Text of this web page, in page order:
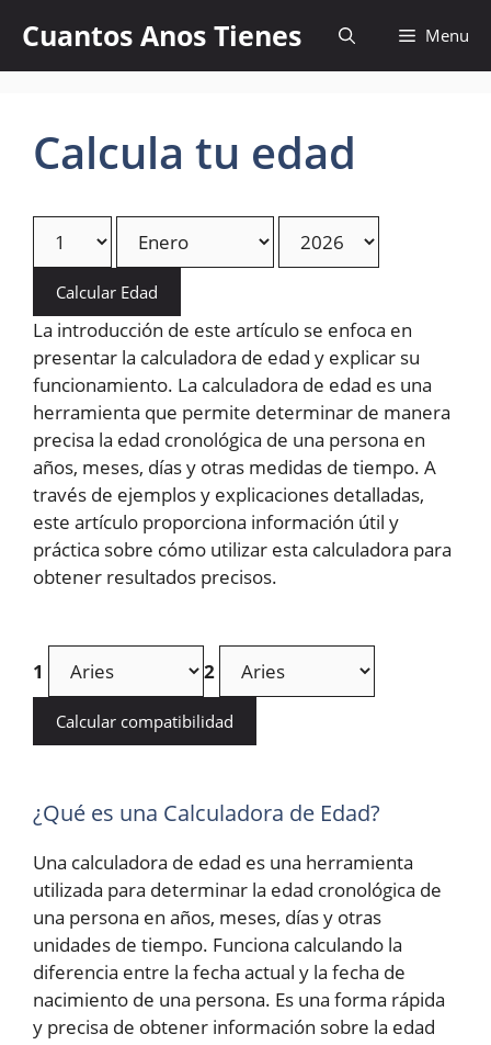
content
Cuantos Anos Tienes Menu
Calcula tu edad
Calcular Edad
La introducción de este artículo se enfoca en
presentar la calculadora de edad y explicar su
funcionamiento. La calculadora de edad es una
herramienta que permite determinar de manera
precisa la edad cronológica de una persona en
años, meses, días y otras medidas de tiempo. A
través de ejemplos y explicaciones detalladas,
este artículo proporciona información útil y
práctica sobre cómo utilizar esta calculadora para
obtener resultados precisos.
1 2
Calcular compatibilidad
¿Qué es una Calculadora de Edad?
Una calculadora de edad es una herramienta
utilizada para determinar la edad cronológica de
una persona en años, meses, días y otras
unidades de tiempo. Funciona calculando la
diferencia entre la fecha actual y la fecha de
nacimiento de una persona. Es una forma rápida
y precisa de obtener información sobre la edad